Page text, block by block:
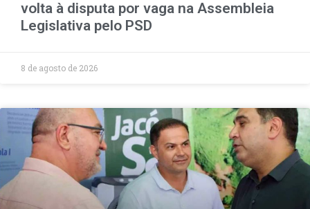
volta à disputa por vaga na Assembleia
Legislativa pelo PSD
8 de agosto de 2026